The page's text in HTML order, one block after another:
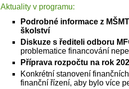
Aktuality v programu:
Podrobné informace z
školství
Diskuze s řediteli odboru
problematice financování
Příprava rozpočtu na rok
Konkrétní stanovení
finanční řízení, aby bylo více